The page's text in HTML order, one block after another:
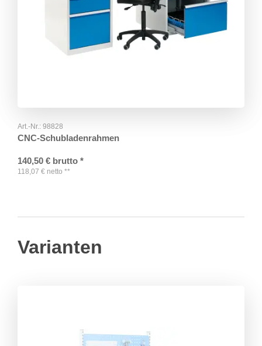
Art.-Nr.: 98828
CNC-Schubladenrahmen
140,50 € brutto *
118,07 € netto **
Varianten